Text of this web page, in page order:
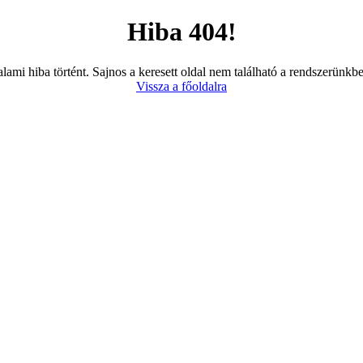
Hiba 404!
hiba történt. Sajnos a keresett oldal nem található a
Vissza a főoldalra